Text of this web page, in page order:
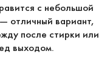
с небольшой
отличный вариант,
после стирки или
выходом.